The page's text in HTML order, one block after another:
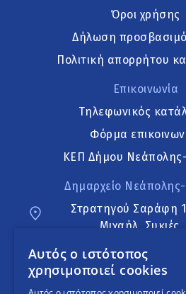
Όροι χρήσης
Δήλωση
Πολιτική απορρήτου
Επικοινωνία
Τηλεφωνικός
Φόρμα
ΚΕΠ Δήμου
Δημαρχείο
Στρατηγού Σαράφη
Μιχαήλ, Συκιές,
Ακολουθήστε
Αυτός ο ιστότοπος
χρησιμοποιεί cookies